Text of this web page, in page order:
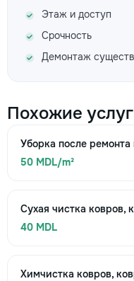
Этаж и доступ
Срочность
Демонтаж
Похожие
Уборка после ремонта
50 MDL/m²
Сухая чистка ковров,
40 MDL
Химчистка ковров,